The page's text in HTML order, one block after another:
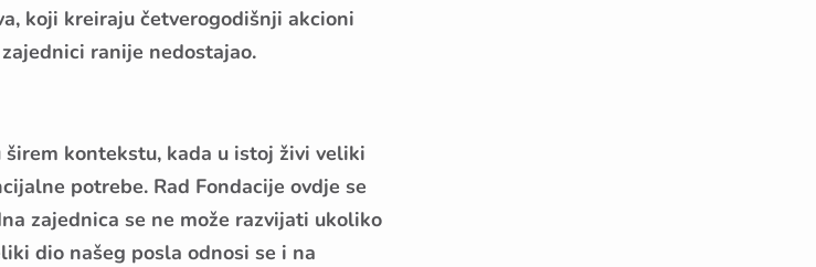
koji kreiraju četverogodišnji akcioni
ranije nedostajao.
kontekstu, kada u istoj živi veliki
potrebe. Rad Fondacije ovdje se
zajednica se ne može razvijati ukoliko
dio našeg posla odnosi se i na